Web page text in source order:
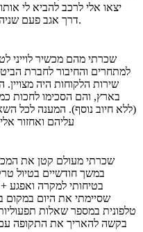
יצאו אלי לרכב להביא לי
דרך אגב פעם שניה שאני משכיר דרכם. מכשיר חדש וכייפי.
למתחרים והחיבור לחברת
שירות הלקוחות היה מצויין.
בארץ, והם הסכימו לחכות
(ללא חיוב נוסף). המענה לכל
עליהם ואחזור
שכרתי מעולם קטן את
במשך חודשיים בטיול
בטיחותי למקרה ואפגע
שסיימתי את היום במקום
טלפונית במספר שאלות
בקשה להאריך את התקופה